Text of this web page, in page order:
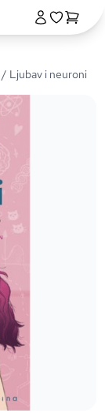
/ Ljubav i neuroni